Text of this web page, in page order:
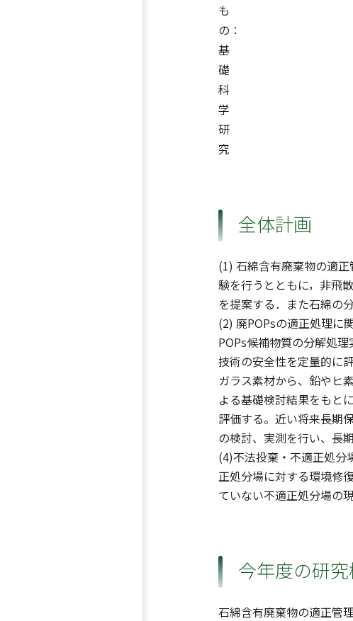
も
の：
基
礎
科
学
研
究
全体計画
(1) 石綿含有廃棄物の適
験を行うとともに，非飛
を提案する．また石綿の
(2) 廃POPsの適正処理に
POPs候補物質の分解処
技術の安全性を定量的に
ガラス素材から、鉛やヒ
よる基礎検討結果をもと
評価する。近い将来長期
の検討、実測を行い、長
(4)不法投棄・不適正処分
正処分場に対する環境修
ていない不適正処分場の
今年度の研
石綿含有廃棄物の適正管